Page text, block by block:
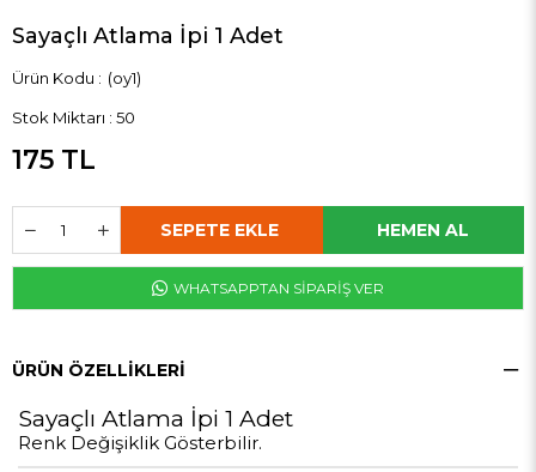
Sayaçlı Atlama İpi 1 Adet
(oy1)
Stok Miktarı : 50
175 TL
WHATSAPPTAN SİPARİŞ VER
ÜRÜN ÖZELLIKLERI
Sayaçlı Atlama İpi 1 Adet
Renk Değişiklik Gösterbilir.